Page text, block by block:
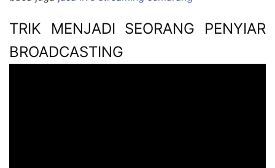
TRIK MENJADI SEORANG PENYIAR
BROADCASTING